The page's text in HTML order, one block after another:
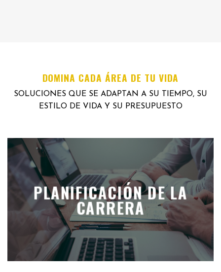
DOMINA CADA ÁREA DE TU VIDA
SOLUCIONES QUE SE ADAPTAN A SU TIEMPO, SU
ESTILO DE VIDA Y SU PRESUPUESTO
PLANIFICACIÓN DE LA
CARRERA